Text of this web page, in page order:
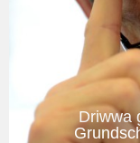
Driwwa